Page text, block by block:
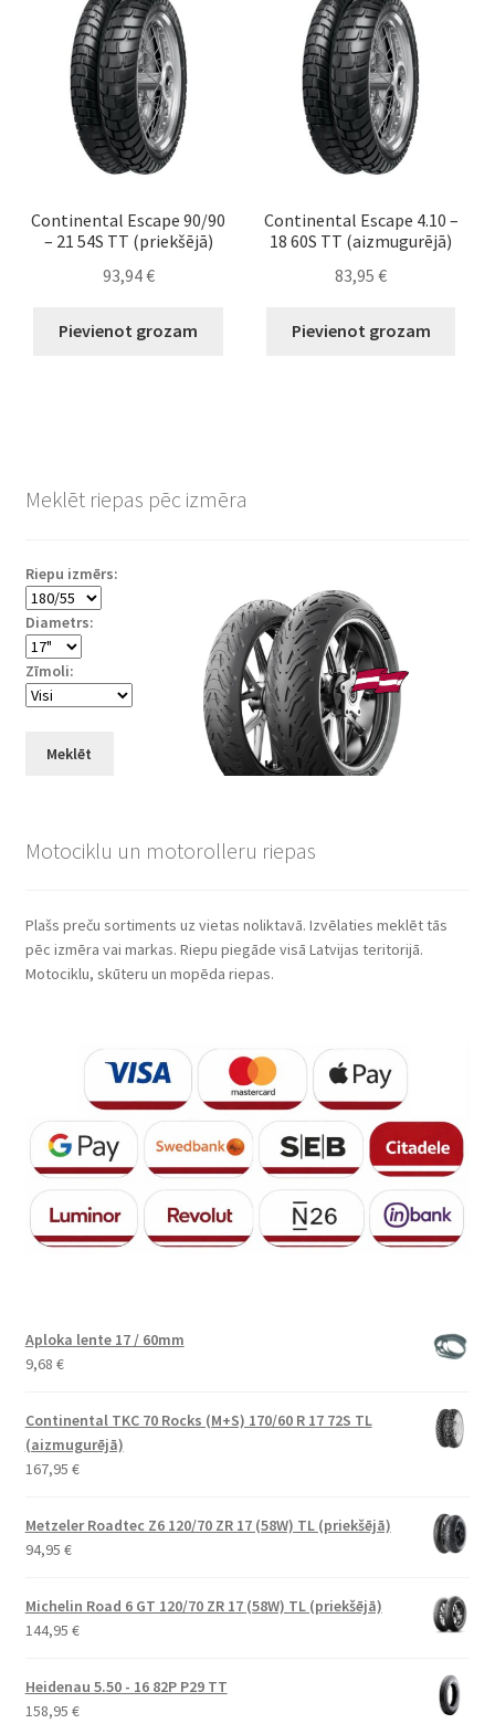
Continental Escape 90/90
– 21 54S TT (priekšējā)
93,94€
Pievienot grozam
Continental Escape 4.10 –
18 60S TT (aizmugurējā)
83,95€
Pievienot grozam
Meklēt riepas pēc izmēra
Riepu izmērs:
Diametrs:
Zīmoli:
Meklēt
Motociklu un motorolleru riepas
Plašs preču sortiments uz vietas noliktavā. Izvēlaties meklēt tās
pēc izmēra vai markas. Riepu piegāde visā Latvijas teritorijā.
Motociklu, skūteru un mopēda riepas.
Aploka lente 17 / 60mm
9,68 €
Continental TKC 70 Rocks (M+S) 170/60 R 17 72S TL
(aizmugurējā)
167,95 €
Metzeler Roadtec Z6 120/70 ZR 17 (58W) TL (priekšējā)
94,95 €
Michelin Road 6 GT 120/70 ZR 17 (58W) TL (priekšējā)
144,95 €
Heidenau 5.50 - 16 82P P29 TT
158,95 €